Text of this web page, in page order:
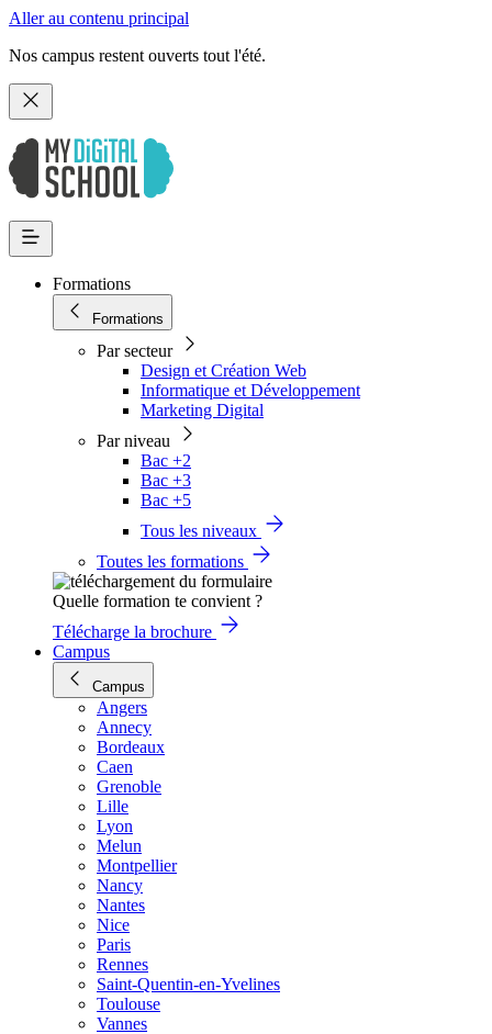
Aller au contenu principal
Nos campus restent ouverts tout l'été.
Formations
Formations
Par secteur
Design et Création Web
Informatique et Développement
Marketing Digital
Par niveau
Bac +2
Bac +3
Bac +5
Tous les niveaux
Toutes les formations
Quelle formation te convient ?
Télécharge la brochure
Campus
Campus
Angers
Annecy
Bordeaux
Caen
Grenoble
Lille
Lyon
Melun
Montpellier
Nancy
Nantes
Nice
Paris
Rennes
Saint-Quentin-en-Yvelines
Toulouse
Vannes